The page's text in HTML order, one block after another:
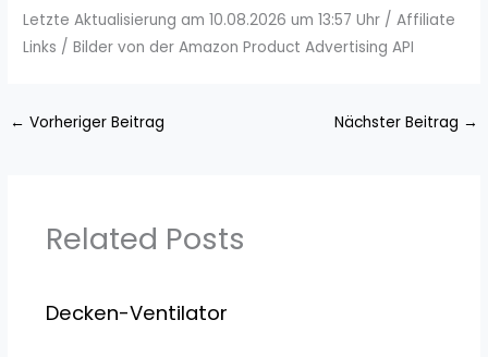
Letzte Aktualisierung am 10.08.2026 um 13:57 Uhr / Affiliate
Links / Bilder von der Amazon Product Advertising API
← Vorheriger Beitrag Nächster Beitrag →
Related Posts
Decken-Ventilator